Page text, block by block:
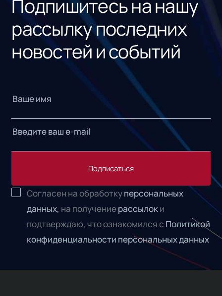
Подпишитесь на нашу
рассылку последних
новостей и событий
Подписаться
Согласен на обработкуперсональных
данных, на получениерассылоки
подтверждаю, что ознакомился с Политикой
конфиденциальности персональных данных